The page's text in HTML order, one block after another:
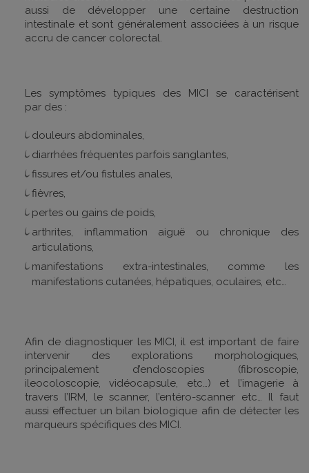
aussi de développer une certaine destruction
intestinale et sont généralement associées à un risque
accru de cancer colorectal.
Les symptômes typiques des MICI se caractérisent
par des :
douleurs abdominales,
diarrhées fréquentes parfois sanglantes,
fissures et/ou fistules anales,
fièvres,
pertes ou gains de poids,
arthrites, inflammation aiguë ou chronique des
articulations,
manifestations extra-intestinales, comme les
manifestations cutanées, hépatiques, oculaires, etc…
Afin de diagnostiquer les MICI, il est important de faire
intervenir des explorations morphologiques,
principalement d’endoscopies (fibroscopie,
ileocoloscopie, vidéocapsule, etc…) et l’imagerie à
travers l’IRM, le scanner, l’entéro-scanner etc… Il faut
aussi effectuer un bilan biologique afin de détecter les
marqueurs spécifiques des MICI.